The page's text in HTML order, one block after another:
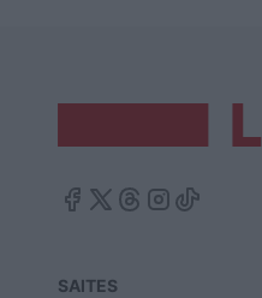
SAITES